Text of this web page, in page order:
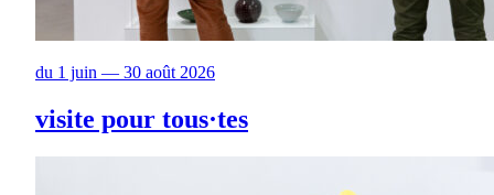
du 1 juin — 30 août 2026
visite pour tous·tes